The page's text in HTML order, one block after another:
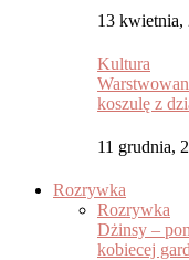
13 kwietnia,
Kultura
koszulę z
11 grudnia,
Rozrywka
Rozrywka
Dżinsy –
kobiecej